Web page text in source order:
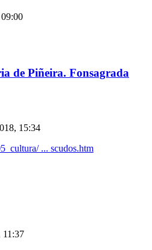
de Piñeira. Fonsagrada
15:34
... scudos.htm
11:37